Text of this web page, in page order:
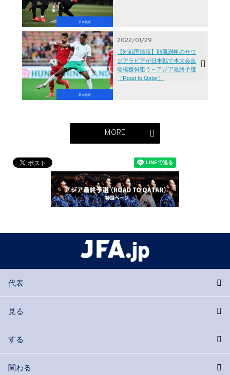
日本代表
日本代表
2022/01/29
【対戦国情報】順風満帆のサウ
ジアラビアが日本戦で本大会出
場権獲得狙う～アジア最終予選
（Road to Qatar）
MORE
代表
見る
する
関わる